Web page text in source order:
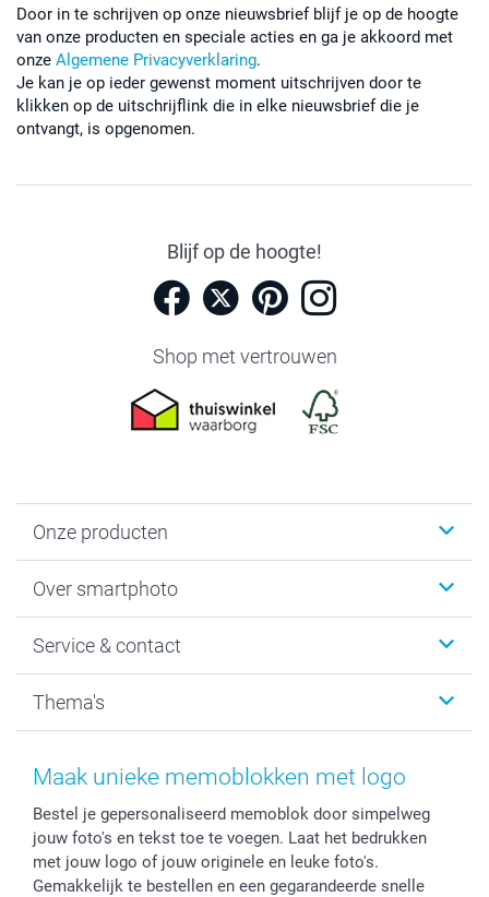
Door in te schrijven op onze nieuwsbrief blijf je op de hoogte
van onze producten en speciale acties en ga je akkoord met
onze Algemene Privacyverklaring.
Je kan je op ieder gewenst moment uitschrijven door te
klikken op de uitschrijflink die in elke nieuwsbrief die je
ontvangt, is opgenomen.
Blijf op de hoogte!
Shop met vertrouwen
Onze producten
Fotoboeken
Fotocadeaus
Kaarten
Over smartphoto
Vacatures
Bestelproces
Herroepingsrecht
Cookiebeleid
Reviews
Prijslijst
Service & contact
Tevredenheidsgarantie
Mijn orderstatus
smartfriends
service@smartphoto.nl
Affiliate partnerprogramma
Thema's
Baby
Vaderdag
Huwelijk
Maak unieke memoblokken met logo
Bestel je gepersonaliseerd memoblok door simpelweg
jouw foto's en tekst toe te voegen. Laat het bedrukken
met jouw logo of jouw originele en leuke foto's.
Gemakkelijk te bestellen en een gegarandeerde snelle